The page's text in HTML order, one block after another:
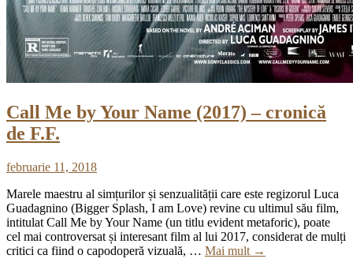
Call Me by Your Name (2017) – cronică
de F.F.
februarie 11, 2018
Marele maestru al simțurilor și senzualității care este regizorul Luca
Guadagnino (Bigger Splash, I am Love) revine cu ultimul său film,
intitulat Call Me by Your Name (un titlu evident metaforic), poate
cel mai controversat și interesant film al lui 2017, considerat de mulți
critici ca fiind o capodoperă vizuală, … Mai mult →